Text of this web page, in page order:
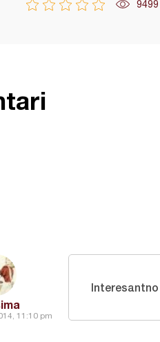
9499
11:10 pm
Interesantno